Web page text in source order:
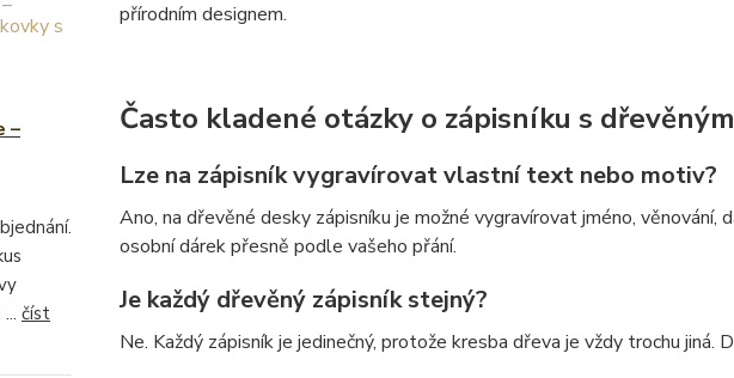
–
číst
přírodním designem.
Často kladené otázky o zápisníku s
Lze na zápisník vygravírovat vlastní text nebo motiv?
Ano, na dřevěné desky zápisníku je možné vygravírovat jméno,
osobní dárek přesně podle vašeho přání.
Je každý dřevěný zápisník stejný?
Ne. Každý zápisník je jedinečný, protože kresba dřeva je vždy trochu jiná.